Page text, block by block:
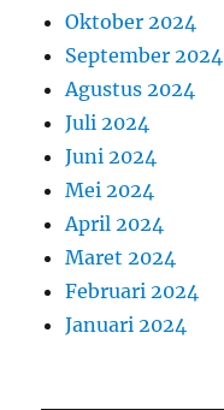
Oktober 2024
September 2024
Agustus 2024
Juli 2024
Juni 2024
Mei 2024
April 2024
Maret 2024
Februari 2024
Januari 2024